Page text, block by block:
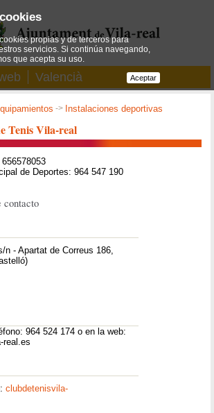
Valencià
-> Instalaciones deportivas
Tenis Vila-real
de Deportes: 964 547 190
contacto
n - Apartat de Correus 186,
964 524 174 o en la web:
real.es
clubdetenisvila-
propias y de terceros para
servicios. Si continúa navegando,
que acepta su uso.
Aceptar